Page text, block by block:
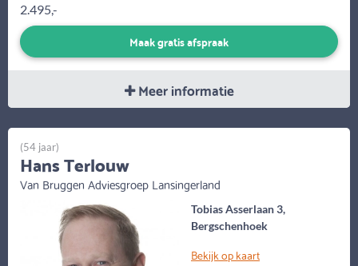
2.495,-
Maak gratis afspraak
Meer informatie
Tobias Asserlaan 3,
Bergschenhoek
Bekijk op kaart
(54 jaar)
Hans Terlouw
Van Bruggen Adviesgroep Lansingerland